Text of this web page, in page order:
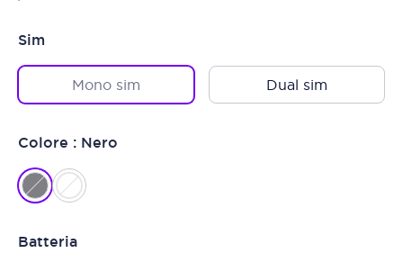
Sim
Mono sim Dual sim
Colore : Nero
Batteria